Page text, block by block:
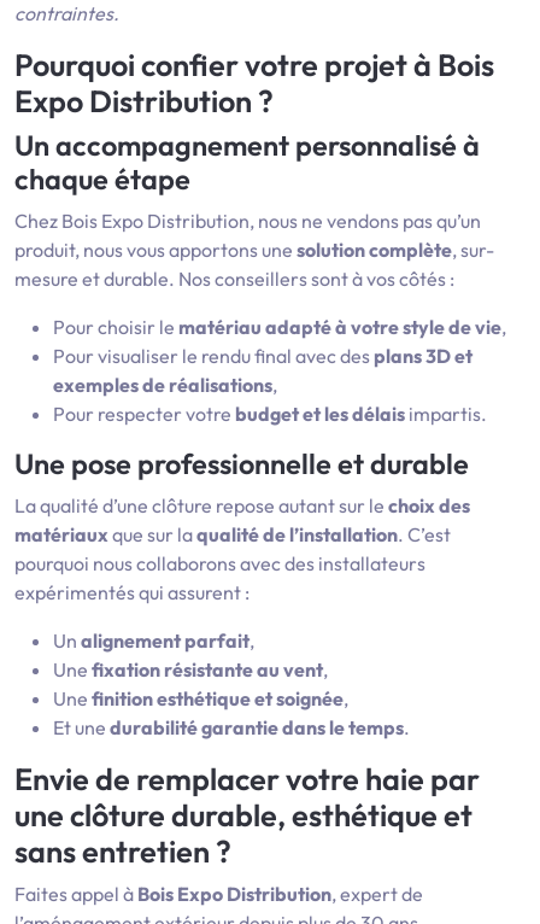
contraintes.
Pourquoi confier votre projet à Bois
Expo Distribution ?
Un accompagnement personnalisé à
chaque étape
Chez Bois Expo Distribution, nous ne vendons pas qu’un
produit, nous vous apportons une solution complète, sur-
mesure et durable. Nos conseillers sont à vos côtés :
Pour choisir le matériau adapté à votre style de vie,
Pour visualiser le rendu final avec des plans 3D et
exemples de réalisations,
Pour respecter votre budget et les délais impartis.
Une pose professionnelle et durable
La qualité d’une clôture repose autant sur le choix des
matériauxque sur laqualité de l’installation. C’est
pourquoi nous collaborons avec des installateurs
expérimentés qui assurent :
Un alignement parfait,
Une fixation résistante au vent,
Une finition esthétique et soignée,
Et une durabilité garantie dans le temps.
Envie de remplacer votre haie par
une clôture durable, esthétique et
sans entretien ?
Faites appel à Bois Expo Distribution, expert de